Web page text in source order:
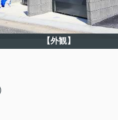
【外観】